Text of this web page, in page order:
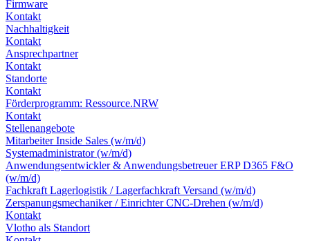
Firmware
Kontakt
Nachhaltigkeit
Kontakt
Ansprechpartner
Kontakt
Standorte
Kontakt
Förderprogramm: Ressource.NRW
Kontakt
Stellenangebote
Mitarbeiter Inside Sales (w/m/d)
Systemadministrator (w/m/d)
Anwendungsentwickler & Anwendungsbetreuer ERP D365 F&O
(w/m/d)
Fachkraft Lagerlogistik / Lagerfachkraft Versand (w/m/d)
Zerspanungsmechaniker / Einrichter CNC-Drehen (w/m/d)
Kontakt
Vlotho als Standort